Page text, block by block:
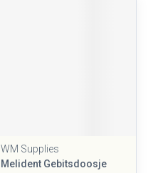
WM Supplies
Melident Gebitsdoosje